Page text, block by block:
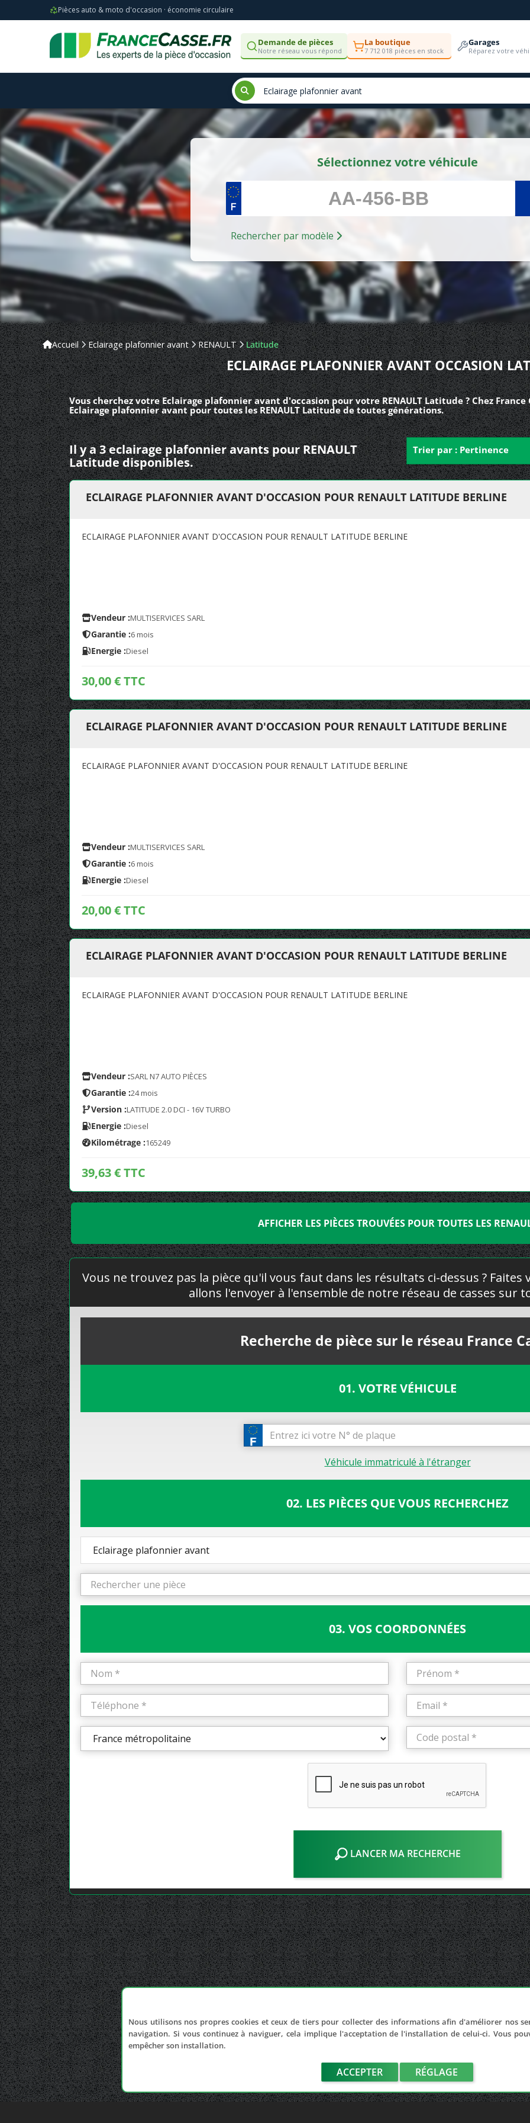
Pièces auto & moto d'occasion · économie circulaire
Demande de pièces
Notre réseau vous répond
La boutique
7 712 018 pièces en stock
Garages
Réparez votre
Sélectionnez votre véhicule
Rechercher par modèle
Accueil Eclairage plafonnier avant RENAULT Latitude
ECLAIRAGE PLAFONNIER AVANT OCCASION
Vous cherchez votre Eclairage plafonnier avant d'occasion pour votre RENAULT Latitude ? Chez France
Eclairage plafonnier avant pour toutes les RENAULT Latitude de toutes générations.
Il y a 3 eclairage plafonnier avants pour RENAULT
Latitude disponibles.
Trier par : Pertinence
ECLAIRAGE PLAFONNIER AVANT D'OCCASION POUR RENAULT LATITUDE BERLINE
ECLAIRAGE PLAFONNIER AVANT D'OCCASION POUR RENAULT LATITUDE BERLINE
Vendeur :MULTISERVICES SARL
Garantie :6 mois
Energie :Diesel
30,00 € TTC
ECLAIRAGE PLAFONNIER AVANT D'OCCASION POUR RENAULT LATITUDE BERLINE
ECLAIRAGE PLAFONNIER AVANT D'OCCASION POUR RENAULT LATITUDE BERLINE
Vendeur :MULTISERVICES SARL
Garantie :6 mois
Energie :Diesel
20,00 € TTC
ECLAIRAGE PLAFONNIER AVANT D'OCCASION POUR RENAULT LATITUDE BERLINE
ECLAIRAGE PLAFONNIER AVANT D'OCCASION POUR RENAULT LATITUDE BERLINE
Vendeur :SARL N7 AUTO PIÈCES
Garantie :24 mois
Version :LATITUDE 2.0 DCI - 16V TURBO
Energie :Diesel
Kilométrage :165249
39,63 € TTC
AFFICHER LES PIÈCES TROUVÉES POUR TOUTES LES
Vous ne trouvez pas la pièce qu'il vous faut dans les résultats ci-dessus ? Faites
allons l'envoyer à l'ensemble de notre réseau de casses sur
Recherche de pièce sur le réseau France
01. VOTRE VÉHICULE
Véhicule immatriculé à l'étranger
02. LES PIÈCES QUE VOUS RECHERCHEZ
Eclairage plafonnier avant
03. VOS COORDONNÉES
LANCER MA RECHERCHE
Nous utilisons nos propres cookies et ceux de tiers pour collecter des informations afin d'améliorer nos
navigation. Si vous continuez à naviguer, cela implique l'acceptation de l'installation de celui-ci. Vous
empêcher son installation.
ACCEPTER RÉGLAGE